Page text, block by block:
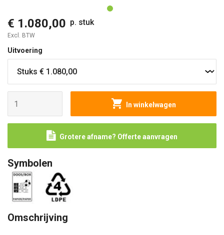
€ 1.080,00 p. stuk
Excl. BTW
Uitvoering
In winkelwagen
Grotere afname? Offerte aanvragen
Symbolen
Omschrijving